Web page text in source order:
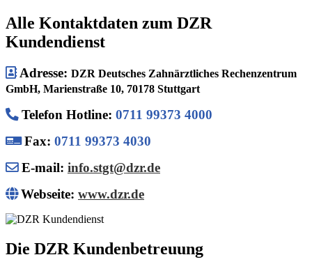
Alle Kontaktdaten zum DZR
Kundendienst
Adresse: DZR Deutsches Zahnärztliches Rechenzentrum
GmbH, Marienstraße 10, 70178 Stuttgart
Telefon Hotline: 0711 99373 4000
Fax: 0711 99373 4030
E-mail: info.stgt@dzr.de
Webseite: www.dzr.de
Die DZR Kundenbetreuung